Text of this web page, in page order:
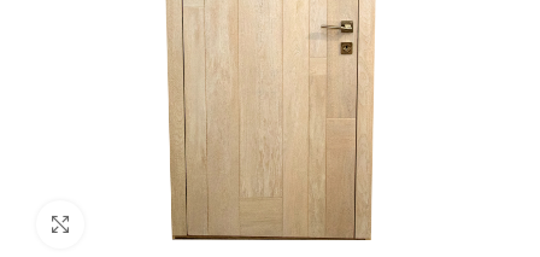
Click to enlarge